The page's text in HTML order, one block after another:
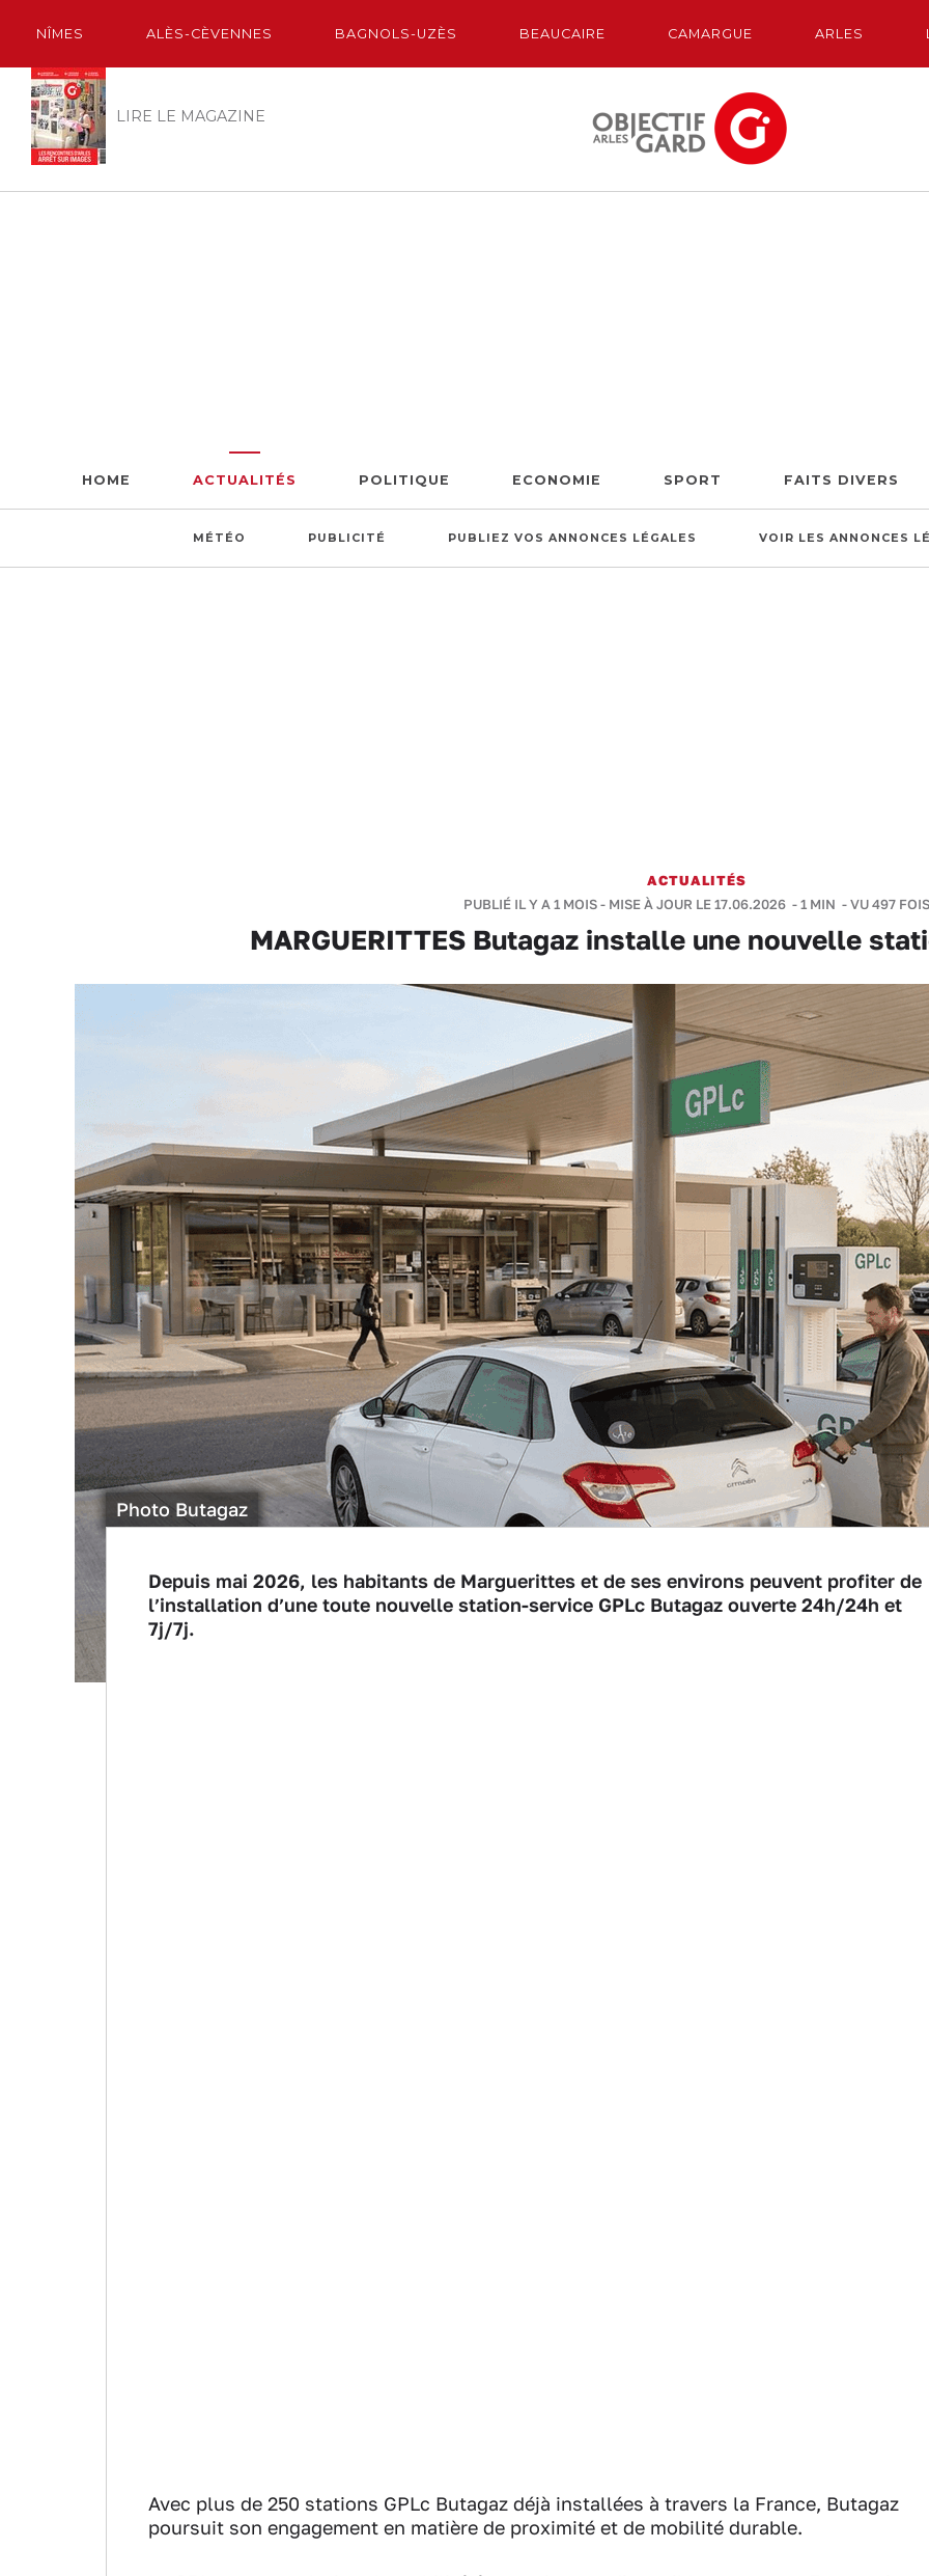
NÎMES ALÈS-CÈVENNES BAGNOLS-UZÈS BEAUCAIRE CAMARGUE ARLES
LIRE LE MAGAZINE
HOME ACTUALITÉS POLITIQUE ECONOMIE SPORT FAITS DIVERS
MÉTÉO PUBLICITÉ PUBLIEZ VOS ANNONCES LÉGALES VOIR LES ANNONCES
ACTUALITÉS
PUBLIÉ IL Y A 1 MOIS - MISE À JOUR LE 17.06.2026 -1 MIN - VU 497 FOIS
MARGUERITTES Butagaz installe une nouvelle
Photo Butagaz
Depuis mai 2026, les habitants de Marguerittes et de ses environs peuvent profiter de
l’installation d’une toute nouvelle station-service GPLc Butagaz ouverte 24h/24h et
7j/7j.
Avec plus de 250 stations GPLc Butagaz déjà installées à travers la France, Butagaz
poursuit son engagement en matière de proximité et de mobilité durable.